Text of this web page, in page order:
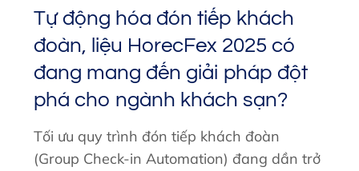
Tự động hóa đón tiếp khách
đoàn, liệu HorecFex 2025 có
đang mang đến giải pháp đột
phá cho ngành khách sạn?
Tối ưu quy trình đón tiếp khách đoàn
(Group Check-in Automation) đang dần trở